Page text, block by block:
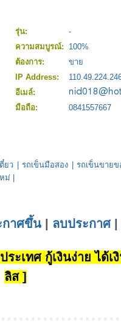
รุ่น:
-
ความสมบูรณ์:
100%
ต้องการ:
ขาย
IP Address:
อีเมล์:
มือถือ:
0841557667
ยว รถเข็นมือสอง รถเข็นขายข
ม่
กาศขึ้น ลบประกาศ|
ะเทศ กู้เงินง่าย ได้เ
ลิส ]